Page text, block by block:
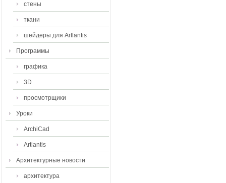
стены
ткани
шейдеры для Artlantis
Программы
графика
3D
просмотрщики
Уроки
ArchiCad
Artlantis
Архитектурные новости
архитектура